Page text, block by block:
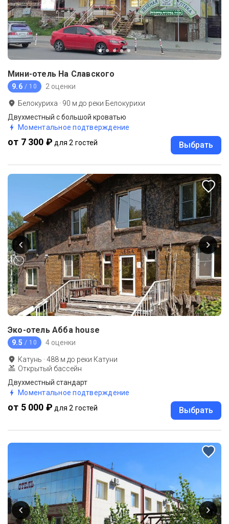
Мини-отель На Славского
9.6 / 10 2 оценки
Белокуриха · 90 м до реки Белокурихи
Двухместный с большой кроватью
Моментальное подтверждение
от 7 300 ₽ для 2 гостей Выбрать
Эко-отель Абба house
9.5 / 10 4 оценки
Катунь ·488 м до реки Катуни
Открытый бассейн
Двухместный стандарт
Моментальное подтверждение
от 5 000 ₽ для 2 гостей Выбрать